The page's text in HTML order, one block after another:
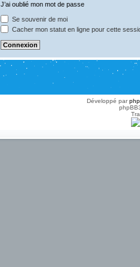
J’ai oublié mon mot de passe
Se souvenir de moi
Cacher mon statut en ligne pour cette
Développé par